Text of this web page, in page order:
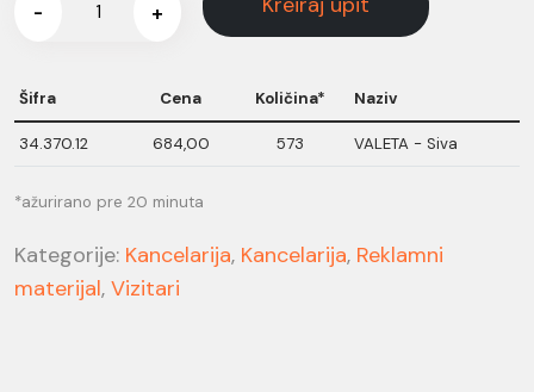
- +
Šifra Cena Količina* Naziv
34.370.12 684,00 573 VALETA - Siva
*ažurirano pre 20 minuta
Kategorije: Kancelarija, Kancelarija, Reklamni
materijal, Vizitari